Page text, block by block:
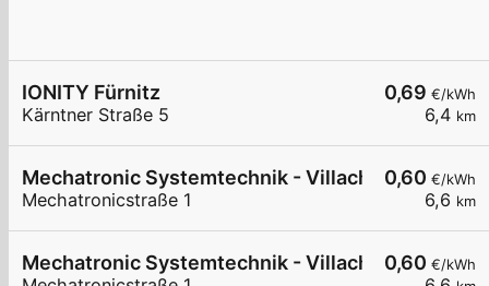
0,69 €/kWh
6,4 km
IONITY Fürnitz
Kärntner Straße 5
0,60 €/kWh
6,6 km
Mechatronic Systemtechnik - Villach
Mechatronicstraße 1
0,60 €/kWh
Mechatronic Systemtechnik - Villach